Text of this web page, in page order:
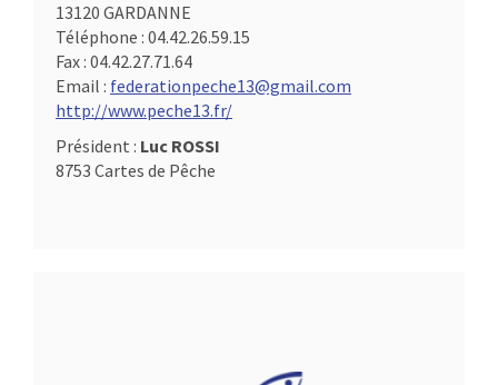
13120 GARDANNE
Téléphone : 04.42.26.59.15
Fax : 04.42.27.71.64
Email : federationpeche13@gmail.com
http://www.peche13.fr/
Président : Luc ROSSI
8753 Cartes de Pêche